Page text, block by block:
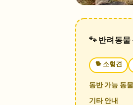
🐾 반려동물
🐕 소형견
동반 가능 동물
기타 안내